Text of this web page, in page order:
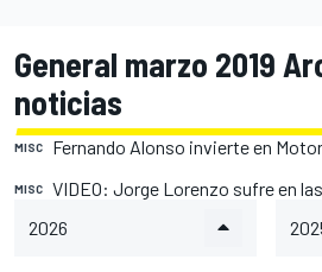
General marzo 2019
noticias
MISC Fernando Alonso invierte en
MISC
VIDEO: Jorge Lorenzo sufre en
2026